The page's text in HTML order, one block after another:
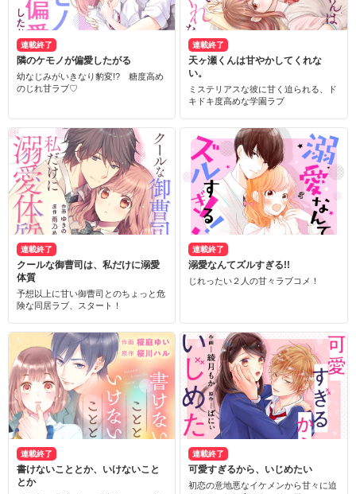
連載終了
隣のケモノが偏愛したがる
幼なじみがいきなり豹変!? 糖度高め
のじれ甘ラブ♡
連載終了
天ヶ瀬くんは甘やかしてくれな
い。
ミステリアスな彼に甘く迫られる、ド
キドキ度高めな学園ラブ
連載終了
クールな御曹司は、私だけに溺愛
体質
予想以上に甘い御曹司とのちょっと危
険な同居ラブ、スタート！
連載終了
溺愛なんてズルすぎる!!
じれったい２人の甘々ラブコメ！
連載終了
書けないこととか、いけないこと
とか
連載終了
可愛すぎるから、いじめたい
初恋の意地悪なイケメンから甘々に迫